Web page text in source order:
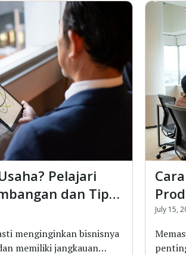
Pelajari
dan Tips
menginginkan bisnisnya
memiliki jangkauan
July 15,
Memasuki fase scale